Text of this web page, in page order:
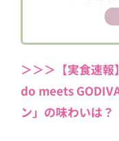
ョコラ
2.2ミス
コラ」
2.3ミス
ョコラ」
＞＞＞【実食速
do meets
ン」の味わいは？